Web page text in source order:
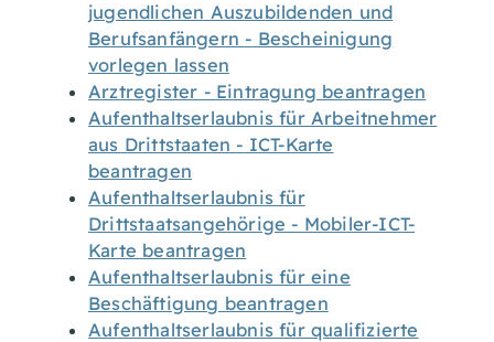
jugendlichen Auszubildenden und
Berufsanfängern - Bescheinigung
vorlegen lassen
Arztregister - Eintragung beantragen
Aufenthaltserlaubnis für Arbeitnehmer
aus Drittstaaten - ICT-Karte
beantragen
Aufenthaltserlaubnis für
Drittstaatsangehörige - Mobiler-ICT-
Karte beantragen
Aufenthaltserlaubnis für eine
Beschäftigung beantragen
Aufenthaltserlaubnis für qualifizierte